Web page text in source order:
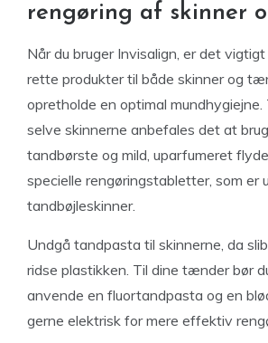
rengøring af skinner
Når du bruger Invisalign, er det
rette produkter til både skinner og
opretholde en optimal
selve skinnerne anbefales det at
tandbørste og mild, uparfumeret
specielle rengøringstabletter, som er
tandbøjleskinner.
Undgå tandpasta til skinnerne, da
ridse plastikken. Til dine tænder bør
anvende en fluortandpasta og en
gerne elektrisk for mere effektiv